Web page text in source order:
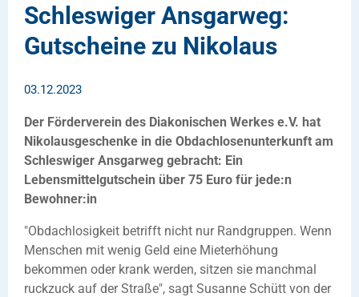
Schleswiger Ansgarweg:
Gutscheine zu Nikolaus
03.12.2023
Der Förderverein des Diakonischen Werkes e.V. hat
Nikolausgeschenke in die Obdachlosenunterkunft am
Schleswiger Ansgarweg gebracht: Ein
Lebensmittelgutschein über 75 Euro für jede:n
Bewohner:in
"Obdachlosigkeit betrifft nicht nur Randgruppen. Wenn
Menschen mit wenig Geld eine Mieterhöhung
bekommen oder krank werden, sitzen sie manchmal
ruckzuck auf der Straße", sagt Susanne Schütt von der